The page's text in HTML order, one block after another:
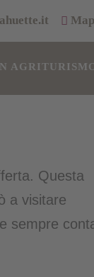
Questa
a visitare
sempre